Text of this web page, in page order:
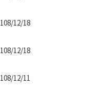
108/12/18
108/12/18
108/12/11